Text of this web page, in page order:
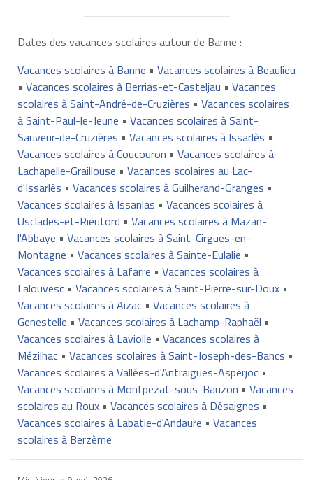
Dates des vacances scolaires autour de Banne :
Vacances scolaires à Banne • Vacances scolaires à Beaulieu
• Vacances scolaires à Berrias-et-Casteljau • Vacances
scolaires à Saint-André-de-Cruzières • Vacances scolaires
à Saint-Paul-le-Jeune • Vacances scolaires à Saint-
Sauveur-de-Cruzières • Vacances scolaires à Issarlès •
Vacances scolaires à Coucouron • Vacances scolaires à
Lachapelle-Graillouse • Vacances scolaires au Lac-
d'Issarlès • Vacances scolaires à Guilherand-Granges •
Vacances scolaires à Issanlas • Vacances scolaires à
Usclades-et-Rieutord • Vacances scolaires à Mazan-
l'Abbaye • Vacances scolaires à Saint-Cirgues-en-
Montagne • Vacances scolaires à Sainte-Eulalie •
Vacances scolaires à Lafarre • Vacances scolaires à
Lalouvesc• Vacances scolaires à Saint-Pierre-sur-Doux•
Vacances scolaires à Aizac• Vacances scolaires à
Genestelle • Vacances scolaires à Lachamp-Raphaël •
Vacances scolaires à Laviolle • Vacances scolaires à
Mézilhac• Vacances scolaires à Saint-Joseph-des-Bancs •
Vacances scolaires à Vallées-d'Antraigues-Asperjoc•
Vacances scolaires à Montpezat-sous-Bauzon • Vacances
scolaires au Roux• Vacances scolaires à Désaignes •
Vacances scolaires à Labatie-d'Andaure • Vacances
scolaires à Berzème